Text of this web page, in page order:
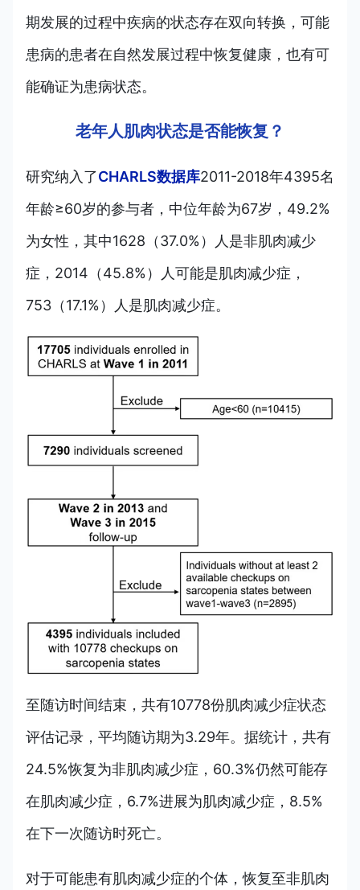
期发展的过程中疾病的状态存在双向转换，可能
患病的患者在自然发展过程中恢复健康，也有可
能确证为患病状态。
老年人肌肉状态是否能恢复？
研究纳 入了CHARLS数据库2011-2018年4395名
年龄≥60岁的参与者，中位年龄为67岁，49.2%
为女性，其中1628（37.0%）人是非肌肉减少
症，2014（45.8%）人可能是肌肉减少症，
753（17.1%）人是肌肉减少症。
至随访时间结束，共有10778份肌肉减少症状态
评估记录，平均随访期为3.29年。据统计， 共有
24.5%恢复为非肌肉减少症，60.3%仍然可能存
在肌肉减少症，6.7%进展为肌肉减少症，8.5%
在下一次随访时死亡。
对于可能患有肌肉减少症的个体，恢复至非肌肉